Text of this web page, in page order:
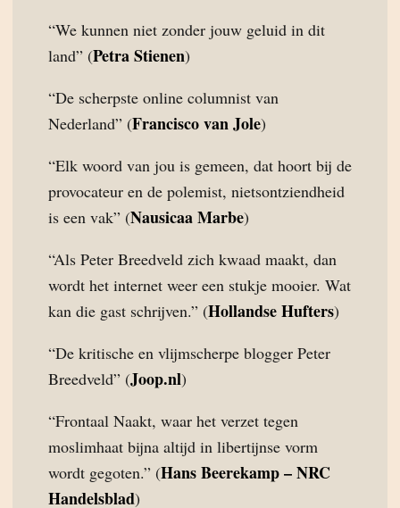
“We kunnen niet zonder jouw geluid in dit
land” (Petra Stienen)
“De scherpste online columnist van
Nederland” (Francisco van Jole)
“Elk woord van jou is gemeen, dat hoort bij de
provocateur en de polemist, nietsontziendheid
is een vak” (Nausicaa Marbe)
“Als Peter Breedveld zich kwaad maakt, dan
wordt het internet weer een stukje mooier. Wat
kan die gast schrijven.” (Hollandse Hufters)
“De kritische en vlijmscherpe blogger Peter
Breedveld” (Joop.nl)
“Frontaal Naakt, waar het verzet tegen
moslimhaat bijna altijd in libertijnse vorm
wordt gegoten.” (Hans Beerekamp – NRC
Handelsblad)